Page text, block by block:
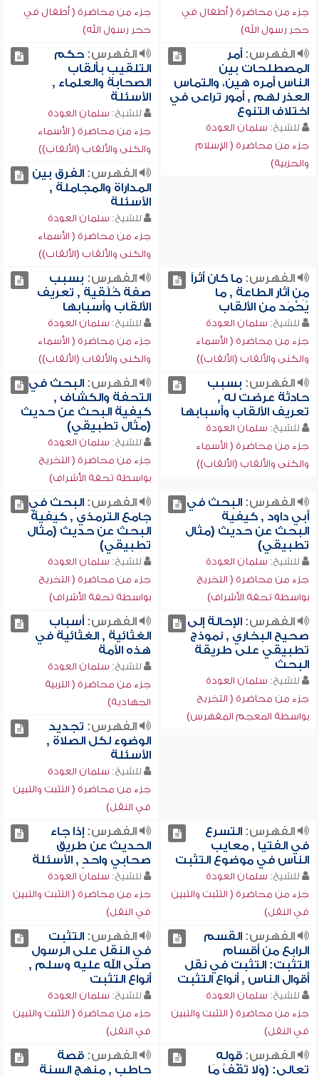
جزء من محاضرة ( أطفال في
حجر رسول الله)
جزء من محاضرة ( أطفال في
حجر رسول الله)
الفهرس:أمر
المصطلحات بين
الناس أمره هين، والتماس
العذر لهم , أمور تراعى في
اختلاف التنوع
للشيخ: سلمان العودة
جزء من محاضرة ( الإسلام
والحزبية)
الفهرس:حكم
التلقيب بألقاب
الصحابة والعلماء ,
الأسئلة
للشيخ: سلمان العودة
جزء من محاضرة ( الأسماء
والكنى والألقاب (الألقاب))
الفهرس:الفرق بين
المداراة والمجاملة ,
الأسئلة
للشيخ: سلمان العودة
جزء من محاضرة ( الأسماء
والكنى والألقاب (الألقاب))
الفهرس:ما كان أثراً
مِن آثار الطاعة , ما
يُحْمَد من الألقاب
للشيخ: سلمان العودة
جزء من محاضرة ( الأسماء
والكنى والألقاب (الألقاب))
الفهرس: بسبب
صفة خُلُقية , تعريف
الألقاب وأسبابها
للشيخ: سلمان العودة
جزء من محاضرة ( الأسماء
والكنى والألقاب (الألقاب))
الفهرس: بسبب
حادثة عرضت له ,
تعريف الألقاب وأسبابها
للشيخ: سلمان العودة
جزء من محاضرة ( الأسماء
والكنى والألقاب (الألقاب))
الفهرس:البحث في
التحفة والكشاف ,
كيفية البحث عن حديث
(مثال تطبيقي)
للشيخ: سلمان العودة
جزء من محاضرة ( التخريج
بواسطة تحفة الأشراف)
الفهرس:البحث في
أبي داود , كيفية
البحث عن حديث (مثال
تطبيقي)
للشيخ: سلمان العودة
جزء من محاضرة ( التخريج
بواسطة تحفة الأشراف)
الفهرس:البحث في
جامع الترمذي , كيفية
البحث عن حديث (مثال
تطبيقي)
للشيخ: سلمان العودة
جزء من محاضرة ( التخريج
بواسطة تحفة الأشراف)
الفهرس:الإحالة إلى
صحيح البخاري , نموذج
تطبيقي على طريقة
البحث
للشيخ: سلمان العودة
جزء من محاضرة ( التخريج
بواسطة المعجم المفهرس)
الفهرس:أسباب
الغثائية , الغثائية في
هذه الأمة
للشيخ: سلمان العودة
جزء من محاضرة ( التربية
الجهادية)
الفهرس: تجديد
الوضوء لكل الصلاة ,
الأسئلة
للشيخ: سلمان العودة
جزء من محاضرة ( التثبت والتبين
في النقل)
الفهرس:التسرع
في الفتيا , معايب
الناس في موضوع التثبت
للشيخ: سلمان العودة
جزء من محاضرة ( التثبت والتبين
في النقل)
الفهرس:إذا جاء
الحديث عن طريق
صحابي واحدٍ , الأسئلة
للشيخ: سلمان العودة
جزء من محاضرة ( التثبت والتبين
في النقل)
الفهرس:القسم
الرابع من أقسام
التثبت: التثبت في نقل
أقوال الناس , أنواع التثبت
للشيخ: سلمان العودة
جزء من محاضرة ( التثبت والتبين
في النقل)
الفهرس:التثبت
في النقل على الرسول
صلى الله عليه وسلم ,
أنواع التثبت
للشيخ: سلمان العودة
جزء من محاضرة ( التثبت والتبين
في النقل)
الفهرس:قوله
تعالى: (وَلا تَقْفُ مَا
الفهرس:قصة
حاطب , منهج السنة